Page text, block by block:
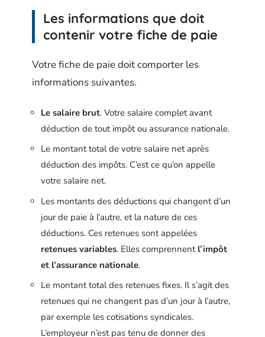
Les informations que doit
contenir votre fiche de paie
Votre fiche de paie doit comporter les
informations suivantes.
Le salaire brut. Votre salaire complet avant
déduction de tout impôt ou assurance nationale.
Le montant total de votre salaire net après
déduction des impôts. C’est ce qu’on appelle
votre salaire net.
Les montants des déductions qui changent d’un
jour de paie à l’autre, et la nature de ces
déductions. Ces retenues sont appelées
retenues variables. Elles comprennent l’impôt
et l’assurance nationale.
Le montant total des retenues fixes. Il s’agit des
retenues qui ne changent pas d’un jour à l’autre,
par exemple les cotisations syndicales.
L’employeur n’est pas tenu de donner des